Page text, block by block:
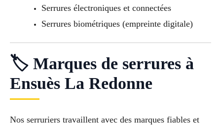
Serrures électroniques et connectées
Serrures biométriques (empreinte digitale)
🏷 Marques de serrures à
Ensuès La Redonne
Nos serruriers travaillent avec des marques fiables et